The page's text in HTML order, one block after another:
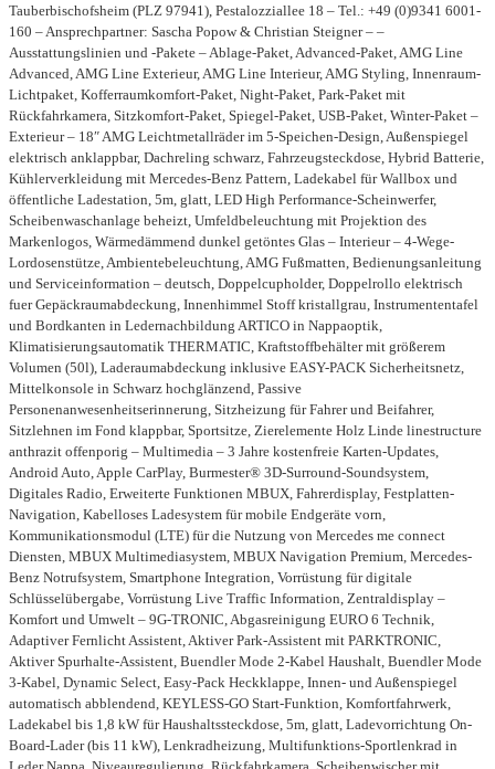
Tauberbischofsheim (PLZ 97941), Pestalozziallee 18 – Tel.: +49 (0)9341 6001-
160 – Ansprechpartner: Sascha Popow & Christian Steigner – –
Ausstattungslinien und -Pakete – Ablage-Paket, Advanced-Paket, AMG Line
Advanced, AMG Line Exterieur, AMG Line Interieur, AMG Styling, Innenraum-
Lichtpaket, Kofferraumkomfort-Paket, Night-Paket, Park-Paket mit
Rückfahrkamera, Sitzkomfort-Paket, Spiegel-Paket, USB-Paket, Winter-Paket –
Exterieur – 18″ AMG Leichtmetallräder im 5-Speichen-Design, Außenspiegel
elektrisch anklappbar, Dachreling schwarz, Fahrzeugsteckdose, Hybrid Batterie,
Kühlerverkleidung mit Mercedes-Benz Pattern, Ladekabel für Wallbox und
öffentliche Ladestation, 5m, glatt, LED High Performance-Scheinwerfer,
Scheibenwaschanlage beheizt, Umfeldbeleuchtung mit Projektion des
Markenlogos, Wärmedämmend dunkel getöntes Glas – Interieur – 4-Wege-
Lordosenstütze, Ambientebeleuchtung, AMG Fußmatten, Bedienungsanleitung
und Serviceinformation – deutsch, Doppelcupholder, Doppelrollo elektrisch
fuer Gepäckraumabdeckung, Innenhimmel Stoff kristallgrau, Instrumententafel
und Bordkanten in Ledernachbildung ARTICO in Nappaoptik,
Klimatisierungsautomatik THERMATIC, Kraftstoffbehälter mit größerem
Volumen (50l), Laderaumabdeckung inklusive EASY-PACK Sicherheitsnetz,
Mittelkonsole in Schwarz hochglänzend, Passive
Personenanwesenheitserinnerung, Sitzheizung für Fahrer und Beifahrer,
Sitzlehnen im Fond klappbar, Sportsitze, Zierelemente Holz Linde linestructure
anthrazit offenporig – Multimedia – 3 Jahre kostenfreie Karten-Updates,
Android Auto, Apple CarPlay, Burmester® 3D-Surround-Soundsystem,
Digitales Radio, Erweiterte Funktionen MBUX, Fahrerdisplay, Festplatten-
Navigation, Kabelloses Ladesystem für mobile Endgeräte vorn,
Kommunikationsmodul (LTE) für die Nutzung von Mercedes me connect
Diensten, MBUX Multimediasystem, MBUX Navigation Premium, Mercedes-
Benz Notrufsystem, Smartphone Integration, Vorrüstung für digitale
Schlüsselübergabe, Vorrüstung Live Traffic Information, Zentraldisplay –
Komfort und Umwelt – 9G-TRONIC, Abgasreinigung EURO 6 Technik,
Adaptiver Fernlicht Assistent, Aktiver Park-Assistent mit PARKTRONIC,
Aktiver Spurhalte-Assistent, Buendler Mode 2-Kabel Haushalt, Buendler Mode
3-Kabel, Dynamic Select, Easy-Pack Heckklappe, Innen- und Außenspiegel
automatisch abblendend, KEYLESS-GO Start-Funktion, Komfortfahrwerk,
Ladekabel bis 1,8 kW für Haushaltssteckdose, 5m, glatt, Ladevorrichtung On-
Board-Lader (bis 11 kW), Lenkradheizung, Multifunktions-Sportlenkrad in